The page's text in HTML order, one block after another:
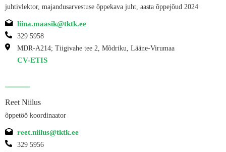
juhtivlektor, majandusarvestuse õppekava juht, aasta õppejõud 2024
liina.maasik@tktk.ee
329 5958
MDR-A214; Tiigivahe tee 2, Mõdriku, Lääne-Virumaa
CV-ETIS
Reet Niilus
õppetöö koordinaator
reet.niilus@tktk.ee
329 5956